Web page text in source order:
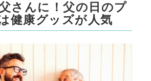
さんに！父の日のプ
健康グッズが人気